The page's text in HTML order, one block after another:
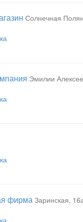
Солнечная
Эмилии
фирма Заринская,